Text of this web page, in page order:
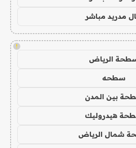
مدريد مباشر
!
الرياض
سطحه
بين المدن
هيدروليك
شمال الرياض